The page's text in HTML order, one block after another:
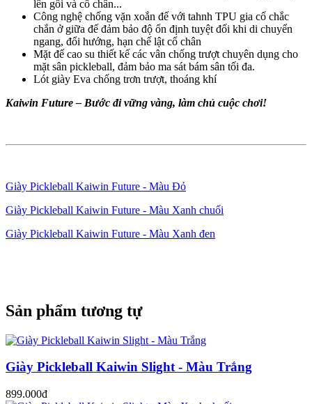
lên gối và cổ chân...
Công nghệ chống vặn xoắn đế với tahnh TPU gia cố chắc
chắn ở giữa đế đảm bảo độ ổn định tuyệt đối khi di chuyển
ngang, đổi hướng, hạn chế lật cổ chân
Mặt đế cao su thiết kế các vân chống trượt chuyên dụng cho
mặt sân pickleball, đảm bảo ma sát bám sân tối đa.
Lót giày Eva chống trơn trượt, thoáng khí
Kaiwin Future – Bước đi vững vàng, làm chủ cuộc chơi!
Giày Pickleball Kaiwin Future - Màu Đỏ
Giày Pickleball Kaiwin Future - Màu Xanh chuối
Giày Pickleball Kaiwin Future - Màu Xanh đen
Sản phẩm tương tự
Giày Pickleball Kaiwin Slight - Màu Trắng
899.000đ